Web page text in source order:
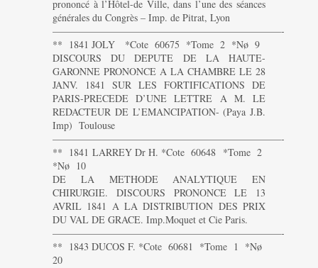
prononcé à l’Hôtel-de Ville, dans l’une des séances
générales du Congrès – Imp. de Pitrat, Lyon
———————————————————————-
** 1841 JOLY *Cote 60675 *Tome 2 *Nø 9
DISCOURS DU DEPUTE DE LA HAUTE-
GARONNE PRONONCE A LA CHAMBRE LE 28
JANV. 1841 SUR LES FORTIFICATIONS DE
PARIS-PRECEDE D’UNE LETTRE A M. LE
REDACTEUR DE L’EMANCIPATION- (Paya J.B.
Imp) Toulouse
———————————————————————-
** 1841 LARREY Dr H. *Cote 60648 *Tome 2
*Nø 10
DE LA METHODE ANALYTIQUE EN
CHIRURGIE. DISCOURS PRONONCE LE 13
AVRIL 1841 A LA DISTRIBUTION DES PRIX
DU VAL DE GRACE. Imp.Moquet et Cie Paris.
———————————————————————-
** 1843 DUCOS F. *Cote 60681 *Tome 1 *Nø
20